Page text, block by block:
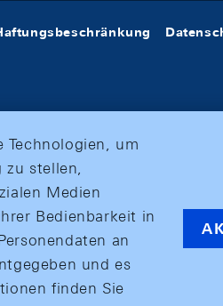
Technologien, um
zu stellen,
Medien
Bedienbarkeit in
an
und es
finden Sie